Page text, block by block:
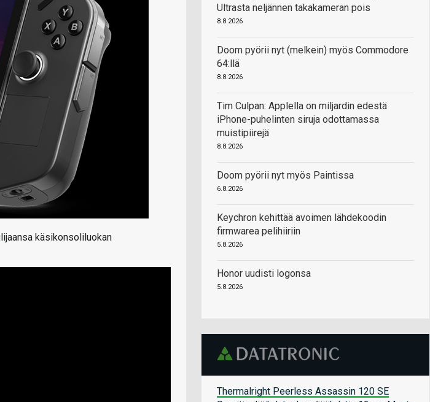
käsikonsoliluokan
Ultrasta neljännen takakameran pois
8.8.2026
Doom pyörii nyt (melkein) myös Commodore
64:llä
8.8.2026
Tim Culpan: Applella on miljardin edestä
iPhone-puhelinten siruja odottamassa
muistipiirejä
8.8.2026
Doom pyörii nyt myös Paintissa
6.8.2026
Keychron kehittää avoimen lähdekoodin
firmwarea pelihiiriin
5.8.2026
Honor uudisti logonsa
5.8.2026
Thermalright Peerless Assassin 120 SE